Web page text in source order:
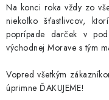
Na konci roka vždy zo
niekoľko šťastlivcov,
poprípade darček v
východnej Morave s tým
Vopred všetkým
úprimne ĎAKUJEME!